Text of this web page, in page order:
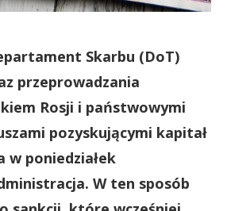
Skarbu (DoT)
przeprowadzania
Rosji i państwowymi
pozyskującymi kapitał
w poniedziałek
W ten sposób